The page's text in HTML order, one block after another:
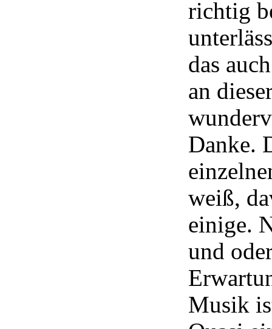
richtig
das
an
Danke.
weiß,
einige.
und
Musik